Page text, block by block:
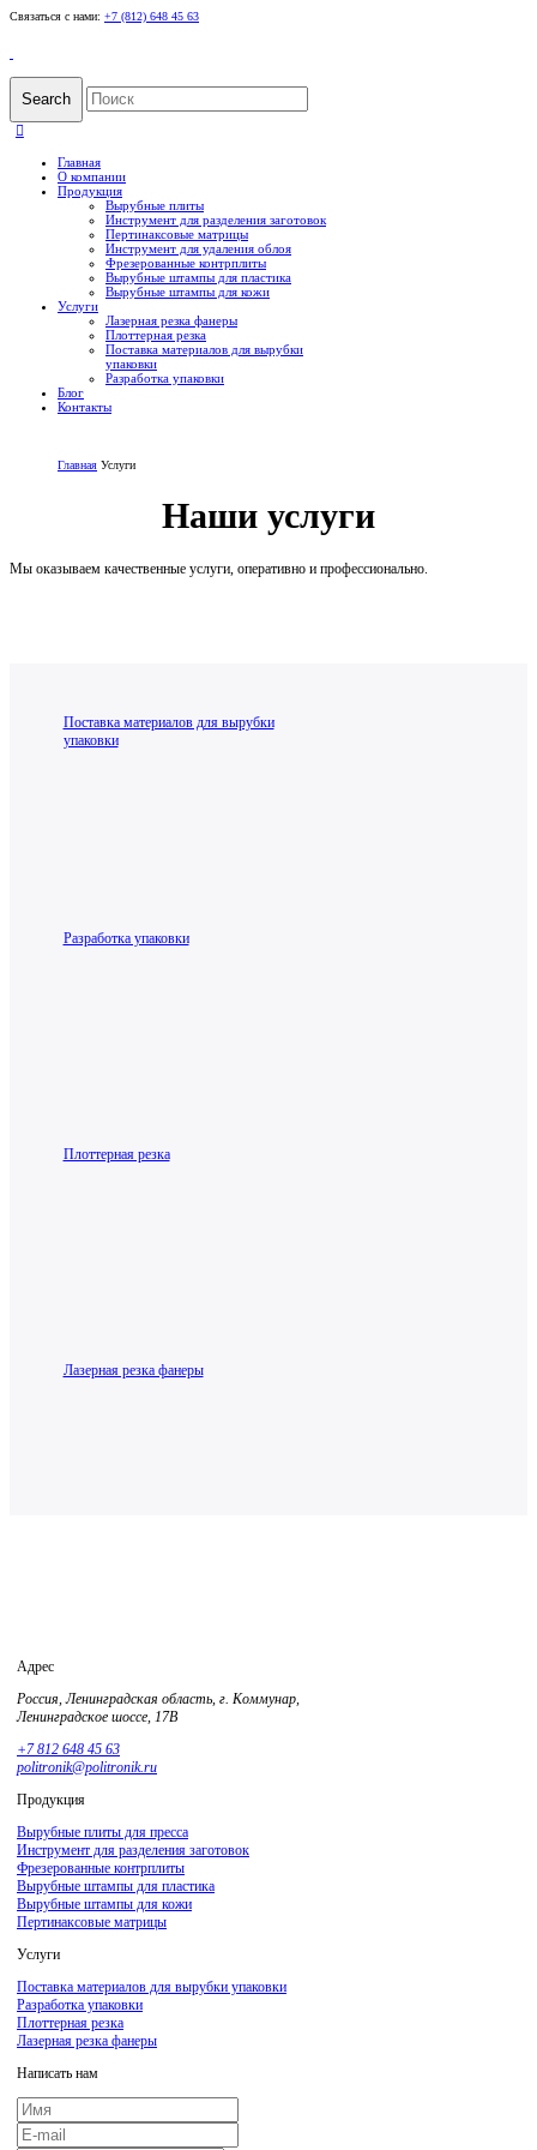
Связаться с нами: +7 (812) 648 45 63
Search
Главная
О компании
Продукция
Вырубные плиты
Инструмент для разделения заготовок
Пертинаксовые матрицы
Инструмент для удаления облоя
Фрезерованные контрплиты
Вырубные штампы для пластика
Вырубные штампы для кожи
Услуги
Лазерная резка фанеры
Плоттерная резка
Поставка материалов для вырубки
упаковки
Разработка упаковки
Блог
Контакты
Главная Услуги
Наши услуги
Мы оказываем качественные услуги, оперативно и профессионально.
Поставка материалов для вырубки
упаковки
Разработка упаковки
Плоттерная резка
Лазерная резка фанеры
Адрес
Россия, Ленинградская область, г. Коммунар,
Ленинградское шоссе, 17В
+7 812 648 45 63
politronik@politronik.ru
Продукция
Вырубные плиты для пресса
Инструмент для разделения заготовок
Фрезерованные контрплиты
Вырубные штампы для пластика
Вырубные штампы для кожи
Пертинаксовые матрицы
Услуги
Поставка материалов для вырубки упаковки
Разработка упаковки
Плоттерная резка
Лазерная резка фанеры
Написать нам